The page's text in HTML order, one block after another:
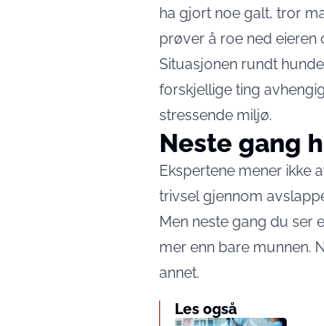
ha gjort noe galt, tror
prøver å roe ned eieren
Situasjonen rundt
forskjellige ting
stressende miljø.
Neste gang
Ekspertene mener ikke
trivsel gjennom
Men neste gang du ser
mer enn bare munnen.
annet.
Les også